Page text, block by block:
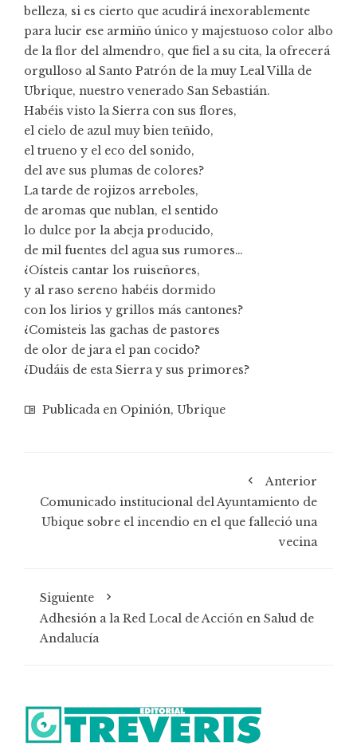
belleza, si es cierto que acudirá inexorablemente
para lucir ese armiño único y majestuoso color albo
de la flor del almendro, que fiel a su cita, la ofrecerá
orgulloso al Santo Patrón de la muy Leal Villa de
Ubrique, nuestro venerado San Sebastián.
Habéis visto la Sierra con sus flores,
el cielo de azul muy bien teñido,
el trueno y el eco del sonido,
del ave sus plumas de colores?
La tarde de rojizos arreboles,
de aromas que nublan, el sentido
lo dulce por la abeja producido,
de mil fuentes del agua sus rumores…
¿Oísteis cantar los ruiseñores,
y al raso sereno habéis dormido
con los lirios y grillos más cantones?
¿Comisteis las gachas de pastores
de olor de jara el pan cocido?
¿Dudáis de esta Sierra y sus primores?
Publicada en Opinión, Ubrique
Anterior
Comunicado institucional del Ayuntamiento de
Ubique sobre el incendio en el que falleció una
vecina
Siguiente
Adhesión a la Red Local de Acción en Salud de
Andalucía